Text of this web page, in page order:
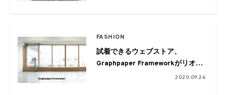
FASHION
試着できるウェブストア、
Graphpaper Frameworkがリオー
プン。MIZUNOとのコラボシュー
2020.09.26